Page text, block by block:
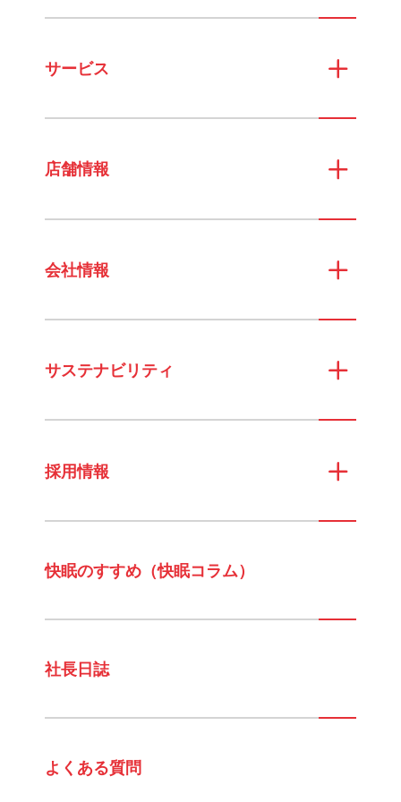
サービス
店舗情報
会社情報
サステナビリティ
採用情報
快眠のすすめ（快眠コラム）
社長日誌
よくある質問